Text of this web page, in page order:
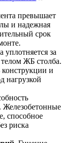
превышает
и надежная
срок
уплотняется за
телом ЖБ столба.
и
нагрузкой
Железобетонные
способное
риска